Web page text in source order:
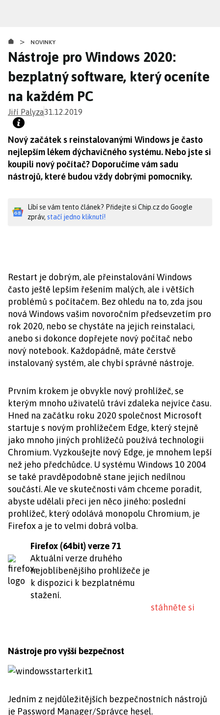
obsahu
> NOVINKY
Nástroje pro Windows 2020:
bezplatný software, který oceníte
na každém PC
Jiří Palyza31.12.2019
Nový začátek s reinstalovanými Windows je často
nejlepším lékem dýchavičného systému. Nebo jste si
koupili nový počítač? Doporučíme vám sadu
nástrojů, které budou vždy dobrými pomocníky.
Líbí se vám tento článek? Přidejte si Chip.cz do Google
zpráv, stačí jedno kliknutí!
Restart je dobrým, ale přeinstalování Windows
často ještě lepším řešením malých, ale i větších
problémů s počítačem. Bez ohledu na to, zda jsou
nová Windows vašim novoročním předsevzetím pro
rok 2020, nebo se chystáte na jejich reinstalaci,
anebo si dokonce dopřejete nový počítač nebo
nový notebook. Každopádně, máte čerstvě
instalovaný systém, ale chybí správné nástroje.
Prvním krokem je obvykle nový prohlížeč, se
kterým mnoho uživatelů tráví zdaleka nejvíce času.
Hned na začátku roku 2020 společnost Microsoft
startuje s novým prohlížečem Edge, který stejně
jako mnoho jiných prohlížečů používá technologii
Chromium. Vyzkoušejte nový Edge, je mnohem lepší
než jeho předchůdce. U systému Windows 10 2004
se také pravděpodobně stane jejich nedílnou
součástí. Ale ve skutečnosti vám chceme poradit,
abyste udělali přeci jen něco jiného: poslední
prohlížeč, který odolává monopolu Chromium, je
Firefox a je to velmi dobrá volba.
Firefox (64bit) verze 71
Aktuální verze druhého
nejoblíbenějšího prohlížeče je
k dispozici k bezplatnému
stažení.
stáhněte si
Nástroje pro vyšší bezpečnost
Jedním z nejdůležitějších bezpečnostních nástrojů
je Password Manager/Správce hesel.